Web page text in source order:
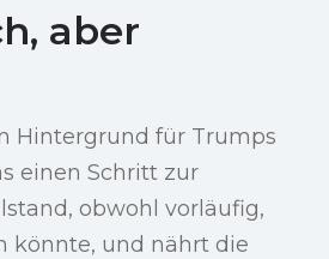
aber
Hintergrund für Trumps
einen Schritt zur
obwohl vorläufig,
könnte, und nährt die